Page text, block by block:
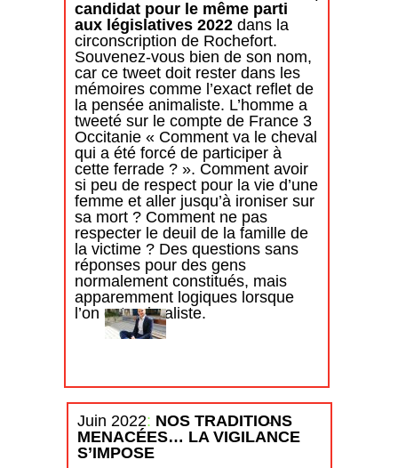
Le
trist
Source
www.c
candidat pour le même parti
aux législatives 2022dans la
circonscription de Rochefort.
Souvenez-vous bien de son nom,
car ce tweet doit rester dans les
mémoires comme l’exact reflet de
la pensée animaliste. L’homme a
tweeté sur le compte de France 3
Occitanie « Comment va le cheval
qui a été forcé de participer à
cette ferrade ? ». Comment avoir
si peu de respect pour la vie d’une
femme et aller jusqu’à ironiser sur
sa mort ? Comment ne pas
respecter le deuil de la famille de
la victime ? Des questions sans
réponses pour des gens
normalement constitués, mais
apparemment logiques lorsque
l’on est animaliste.
Juin 2022: NOS TRADITIONS
MENACÉES… LA VIGILANCE
S’IMPOSE